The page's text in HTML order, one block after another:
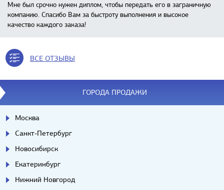
Мне был срочно нужен диплом, чтобы передать его в заграничную
компанию. Спасибо Вам за быстроту выполнения и высокое
качество каждого заказа!
ВСЕ ОТЗЫВЫ
ГОРОДА ПРОДАЖИ
Москва
Санкт-Петербург
Новосибирск
Екатеринбург
Нижний Новгород